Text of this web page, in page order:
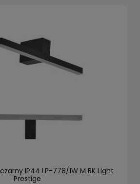
IP44 LP-778/1W M BK Light
Prestige